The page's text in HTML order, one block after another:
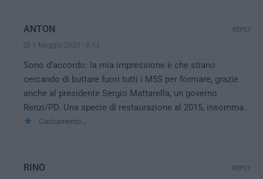
ANTON
1 Maggio 2020 - 8:53
Sono d’accordo: la mia impressione è che stiano
cercando di buttare fuori tutti i M5S per formare, grazie
anche al presidente Sergio Mattarella, un governo
Renzi/PD. Una specie di restaurazione al 2015, insomma…
Caricamento...
REPLY
RINO REPLY